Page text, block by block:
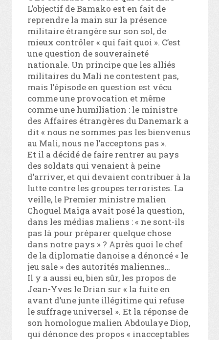
L’objectif de Bamako est en fait de
reprendre la main sur la présence
militaire étrangère sur son sol, de
mieux contrôler « qui fait quoi ». C’est
une question de souveraineté
nationale. Un principe que les alliés
militaires du Mali ne contestent pas,
mais l’épisode en question est vécu
comme une provocation et même
comme une humiliation : le ministre
des Affaires étrangères du Danemark a
dit « nous ne sommes pas les bienvenus
au Mali, nous ne l’acceptons pas ».
Et il a décidé de faire rentrer au pays
des soldats qui venaient à peine
d’arriver, et qui devaient contribuer à la
lutte contre les groupes terroristes. La
veille, le Premier ministre malien
Choguel Maïga avait posé la question,
dans les médias maliens : « ne sont-ils
pas là pour préparer quelque chose
dans notre pays » ? Après quoi le chef
de la diplomatie danoise a dénoncé « le
jeu sale » des autorités maliennes…
Il y a aussi eu, bien sûr, les propos de
Jean-Yves le Drian sur « la fuite en
avant d’une junte illégitime qui refuse
le suffrage universel ». Et la réponse de
son homologue malien Abdoulaye Diop,
qui dénonce des propos « inacceptables